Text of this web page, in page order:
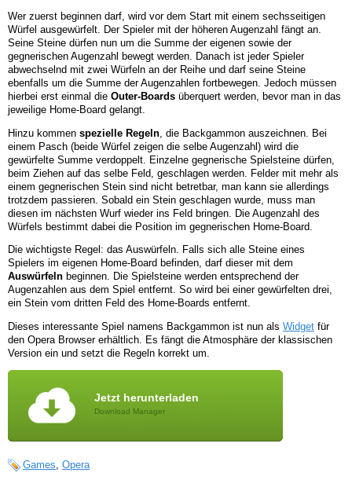
Wer zuerst beginnen darf, wird vor dem Start mit einem sechsseitigen
Würfel ausgewürfelt. Der Spieler mit der höheren Augenzahl fängt an.
Seine Steine dürfen nun um die Summe der eigenen sowie der
gegnerischen Augenzahl bewegt werden. Danach ist jeder Spieler
abwechselnd mit zwei Würfeln an der Reihe und darf seine Steine
ebenfalls um die Summe der Augenzahlen fortbewegen. Jedoch müssen
hierbei erst einmal die Outer-Boards überquert werden, bevor man in das
jeweilige Home-Board gelangt.
Hinzu kommen spezielle Regeln , die Backgammon auszeichnen. Bei
einem Pasch (beide Würfel zeigen die selbe Augenzahl) wird die
gewürfelte Summe verdoppelt. Einzelne gegnerische Spielsteine dürfen,
beim Ziehen auf das selbe Feld, geschlagen werden. Felder mit mehr als
einem gegnerischen Stein sind nicht betretbar, man kann sie allerdings
trotzdem passieren. Sobald ein Stein geschlagen wurde, muss man
diesen im nächsten Wurf wieder ins Feld bringen. Die Augenzahl des
Würfels bestimmt dabei die Position im gegnerischen Home-Board.
Die wichtigste Regel: das Auswürfeln. Falls sich alle Steine eines
Spielers im eigenen Home-Board befinden, darf dieser mit dem
Auswürfeln beginnen. Die Spielsteine werden entsprechend der
Augenzahlen aus dem Spiel entfernt. So wird bei einer gewürfelten drei,
ein Stein vom dritten Feld des Home-Boards entfernt.
Dieses interessante Spiel namens Backgammon ist nun als Widget für
den Opera Browser erhältlich. Es fängt die Atmosphäre der klassischen
Version ein und setzt die Regeln korrekt um.
Jetzt herunterladen
Download Manager
Games, Opera